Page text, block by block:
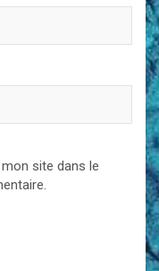
site dans le